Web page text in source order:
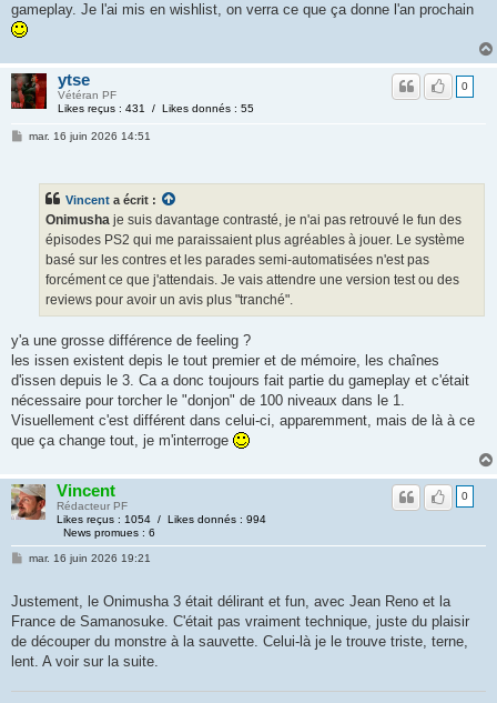
gameplay. Je l'ai mis en wishlist, on verra ce que ça donne l'an prochain
ytse
Vétéran PF
Likes reçus : 431 / Likes donnés : 55
0
mar. 16 juin 2026 14:51
Vincent a écrit :
Onimusha je suis davantage contrasté, je n'ai pas retrouvé le fun des
épisodes PS2 qui me paraissaient plus agréables à jouer. Le système
basé sur les contres et les parades semi-automatisées n'est pas
forcément ce que j'attendais. Je vais attendre une version test ou des
reviews pour avoir un avis plus "tranché".
y'a une grosse différence de feeling ?
les issen existent depis le tout premier et de mémoire, les chaînes
d'issen depuis le 3. Ca a donc toujours fait partie du gameplay et c'était
nécessaire pour torcher le "donjon" de 100 niveaux dans le 1.
Visuellement c'est différent dans celui-ci, apparemment, mais de là à ce
que ça change tout, je m'interroge
Vincent
Rédacteur PF
Likes reçus : 1054 / Likes donnés : 994
News promues : 6
0
mar. 16 juin 2026 19:21
Justement, le Onimusha 3 était délirant et fun, avec Jean Reno et la
France de Samanosuke. C'était pas vraiment technique, juste du plaisir
de découper du monstre à la sauvette. Celui-là je le trouve triste, terne,
lent. A voir sur la suite.